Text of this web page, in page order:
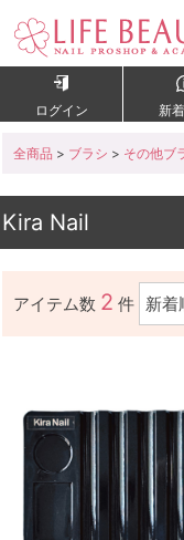
ログイン 新
全商品 > ブラシ > その他ブ
Kira Nail
アイテム数 2 件